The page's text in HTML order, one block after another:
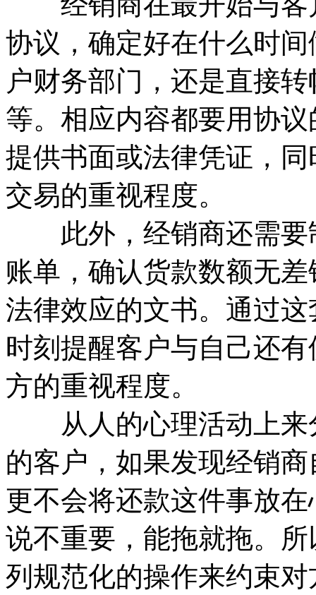
协议，确定好在什么时
户财务部门，还是直接
等。相应内容都要用协
提供书面或法律凭证，
交易的重视程度。
此外，经销商还需要
账单，确认货款数额无
法律效应的文书。通过
时刻提醒客户与自己还
方的重视程度。
从人的心理活动上来
的客户，如果发现经销
更不会将还款这件事放
说不重要，能拖就拖。
列规范化的操作来约束